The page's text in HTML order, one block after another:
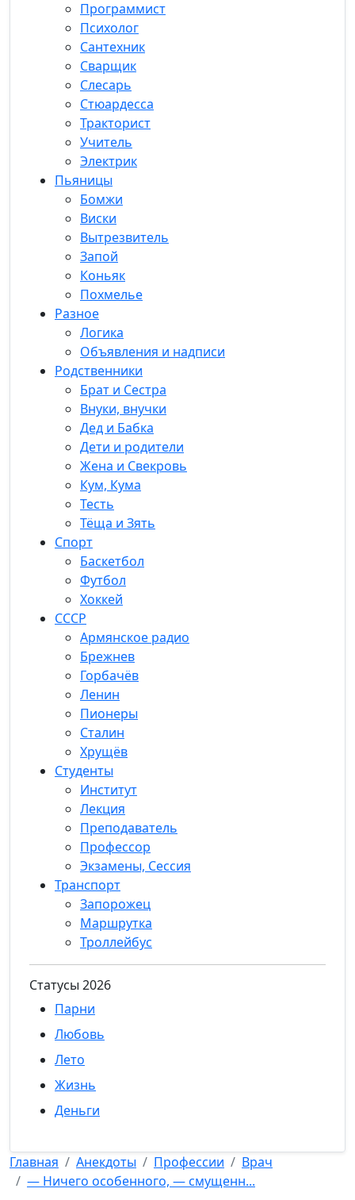
Программист
Психолог
Сантехник
Сварщик
Слесарь
Стюардесса
Тракторист
Учитель
Электрик
Пьяницы
Бомжи
Виски
Вытрезвитель
Запой
Коньяк
Похмелье
Разное
Логика
Объявления и надписи
Родственники
Брат и Сестра
Внуки, внучки
Дед и Бабка
Дети и родители
Жена и Свекровь
Кум, Кума
Тесть
Тёща и Зять
Спорт
Баскетбол
Футбол
Хоккей
СССР
Армянское радио
Брежнев
Горбачёв
Ленин
Пионеры
Сталин
Хрущёв
Студенты
Институт
Лекция
Преподаватель
Профессор
Экзамены, Сессия
Транспорт
Запорожец
Маршрутка
Троллейбус
Статуcы 2026
Парни
Любовь
Лето
Жизнь
Деньги
Главная Анекдоты Профессии
Врач
— Ничего особенного, — смущенн...